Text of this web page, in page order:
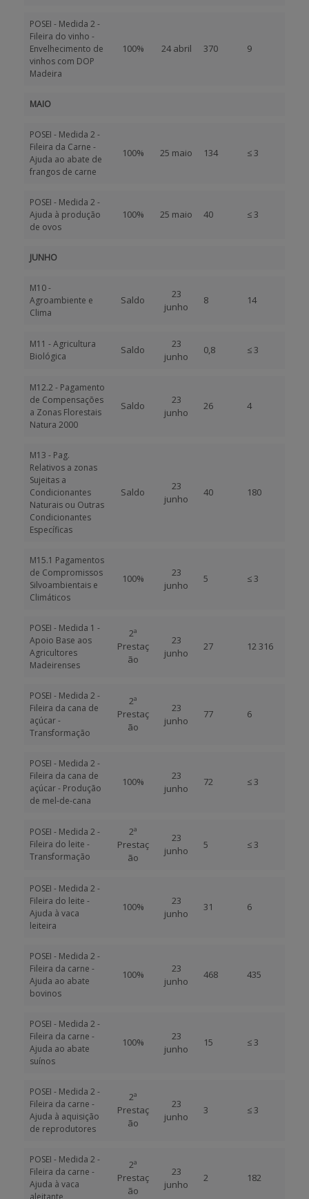
POSEI - Medida 2 -
Fileira do vinho -
Envelhecimento de
vinhos com DOP
Madeira
100% 24 abril 370 9
MAIO
POSEI - Medida 2 -
Fileira da Carne -
Ajuda ao abate de
frangos de carne
100% 25 maio 134 ≤ 3
POSEI - Medida 2 -
Ajuda à produção
de ovos
100% 25 maio 40 ≤ 3
JUNHO
M10 -
Agroambiente e
Clima
Saldo
23
junho
8 14
M11 - Agricultura
Biológica
Saldo
23
junho
0,8 ≤ 3
M12.2 - Pagamento
de Compensações
a Zonas Florestais
Natura 2000
Saldo
23
junho
26 4
M13 - Pag.
Relativos a zonas
Sujeitas a
Condicionantes
Naturais ou Outras
Condicionantes
Específicas
Saldo
23
junho
40 180
M15.1 Pagamentos
de Compromissos
Silvoambientais e
Climáticos
100%
23
junho
5 ≤ 3
POSEI - Medida 1 -
Apoio Base aos
Agricultores
Madeirenses
2ª
Prestaç
ão
23
junho
27 12 316
POSEI - Medida 2 -
Fileira da cana de
açúcar -
Transformação
2ª
Prestaç
ão
23
junho
77 6
POSEI - Medida 2 -
Fileira da cana de
açúcar - Produção
de mel-de-cana
100%
23
junho
72 ≤ 3
POSEI - Medida 2 -
Fileira do leite -
Transformação
2ª
Prestaç
ão
23
junho
5 ≤ 3
POSEI - Medida 2 -
Fileira do leite -
Ajuda à vaca
leiteira
100%
23
junho
31 6
POSEI - Medida 2 -
Fileira da carne -
Ajuda ao abate
bovinos
100%
23
junho
468 435
POSEI - Medida 2 -
Fileira da carne -
Ajuda ao abate
suínos
100%
23
junho
15 ≤ 3
POSEI - Medida 2 -
Fileira da carne -
Ajuda à aquisição
de reprodutores
2ª
Prestaç
ão
23
junho
3 ≤ 3
POSEI - Medida 2 -
Fileira da carne -
Ajuda à vaca
aleitante
2ª
Prestaç
ão
23
junho
2 182